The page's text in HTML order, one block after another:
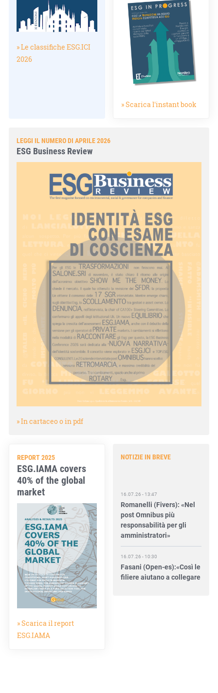
» Le classifiche ESG.ICI
2026
» Scarica l'instant book
LEGGI IL NUMERO DI APRILE 2026
ESG Business Review
» In cartaceo o in pdf
REPORT 2025
ESG.IAMA covers
40% of the global
market
» Scarica il report
ESG.IAMA
NOTIZIE IN BREVE
Romanelli (Fivers): «Nel
post Omnibus più
responsabilità per gli
amministratori»
Fasani (Open-es):«Così le
filiere aiutano a collegare
competitività e